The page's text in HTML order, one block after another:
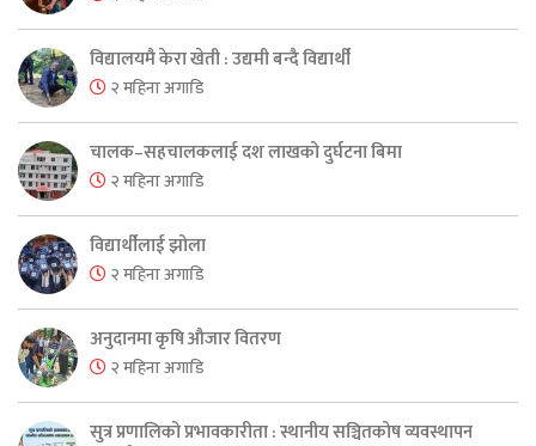
विद्यालयमै केरा खेती : उद्यमी बन्दै विद्यार्थी
२ महिना अगाडि
चालक–सहचालकलाई दश लाखको दुर्घटना बिमा
२ महिना अगाडि
विद्यार्थीलाई झोला
२ महिना अगाडि
अनुदानमा कृषि औजार वितरण
२ महिना अगाडि
सुत्र प्रणालिको प्रभावकारीता : स्थानीय सञ्चितकोष व्यवस्थापन